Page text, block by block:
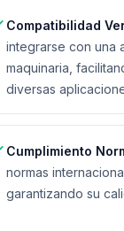
Compatibilidad
integrarse con una
maquinaria,
diversas
Cumplimiento
normas
garantizando su